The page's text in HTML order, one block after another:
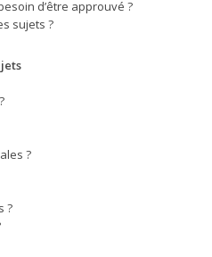
d’être approuvé ?
sujets ?
?
?